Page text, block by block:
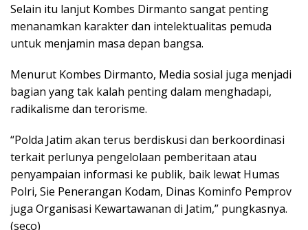
Selain itu lanjut Kombes Dirmanto sangat penting
menanamkan karakter dan intelektualitas pemuda
untuk menjamin masa depan bangsa.
Menurut Kombes Dirmanto, Media sosial juga menjadi
bagian yang tak kalah penting dalam menghadapi,
radikalisme dan terorisme.
“Polda Jatim akan terus berdiskusi dan berkoordinasi
terkait perlunya pengelolaan pemberitaan atau
penyampaian informasi ke publik, baik lewat Humas
Polri, Sie Penerangan Kodam, Dinas Kominfo Pemprov
juga Organisasi Kewartawanan di Jatim,” pungkasnya.
(seco)